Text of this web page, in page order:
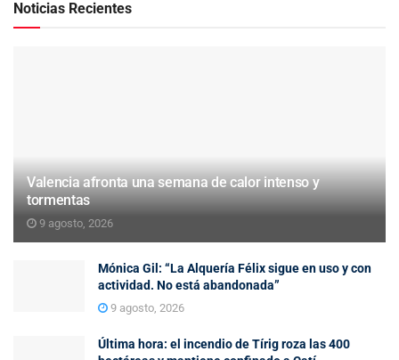
Noticias Recientes
Valencia afronta una semana de calor intenso y
tormentas
9 agosto, 2026
Mónica Gil: “La Alquería Félix sigue en uso y con
actividad. No está abandonada”
9 agosto, 2026
Última hora: el incendio de Tírig roza las 400